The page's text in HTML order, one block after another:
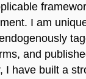
I am
and
I have built a